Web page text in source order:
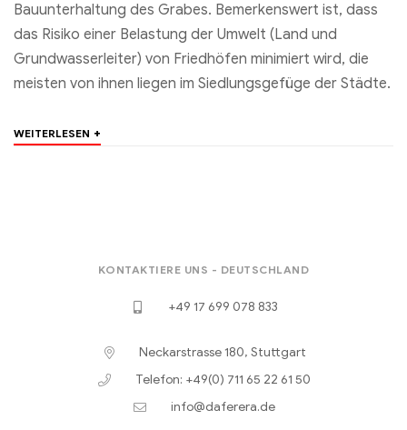
Bauunterhaltung des Grabes. Bemerkenswert ist, dass
das Risiko einer Belastung der Umwelt (Land und
Grundwasserleiter) von Friedhöfen minimiert wird, die
meisten von ihnen liegen im Siedlungsgefüge der Städte.
WEITERLESEN +
KONTAKTIERE UNS - DEUTSCHLAND
+49 17 699 078 833
Neckarstrasse 180, Stuttgart
Telefon: +49(0) 711 65 22 61 50
info@daferera.de